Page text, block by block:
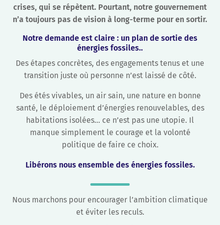
crises, qui se répètent. Pourtant, notre gouvernement
n’a toujours pas de vision à long-terme pour en sortir.
Notre demande est claire : un plan de sortie des
énergies fossiles..
Des étapes concrètes, des engagements tenus et une
transition juste où personne n’est laissé de côté.
Des étés vivables, un air sain, une nature en bonne
santé, le déploiement d’énergies renouvelables, des
habitations isolées… ce n’est pas une utopie. Il
manque simplement le courage et la volonté
politique de faire ce choix.
Libérons nous ensemble des énergies fossiles.
Nous marchons pour encourager l’ambition climatique
et éviter les reculs.